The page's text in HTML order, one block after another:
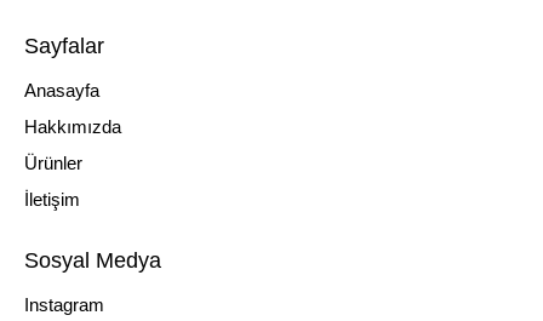
Sayfalar
Anasayfa
Hakkımızda
Ürünler
İletişim
Sosyal Medya
Instagram